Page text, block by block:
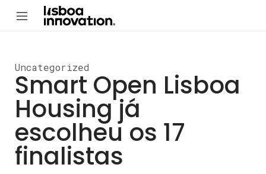
Uncategorized
Smart Open Lisboa
Housing já
escolheu os 17
finalistas